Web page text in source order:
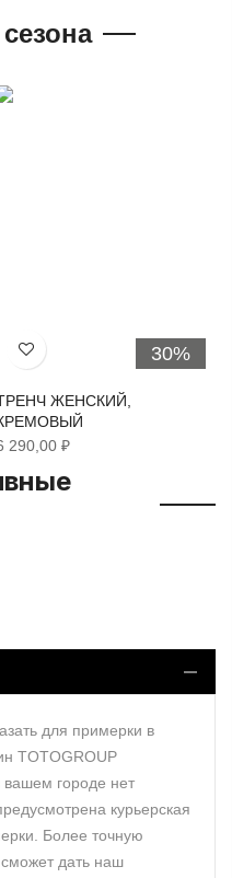
30%
Хочу!
ЖЕНСКИЙ,
290,00 ₽
для примерки в
TOTOGROUP
городе нет
курьерская
Более точную
дать наш